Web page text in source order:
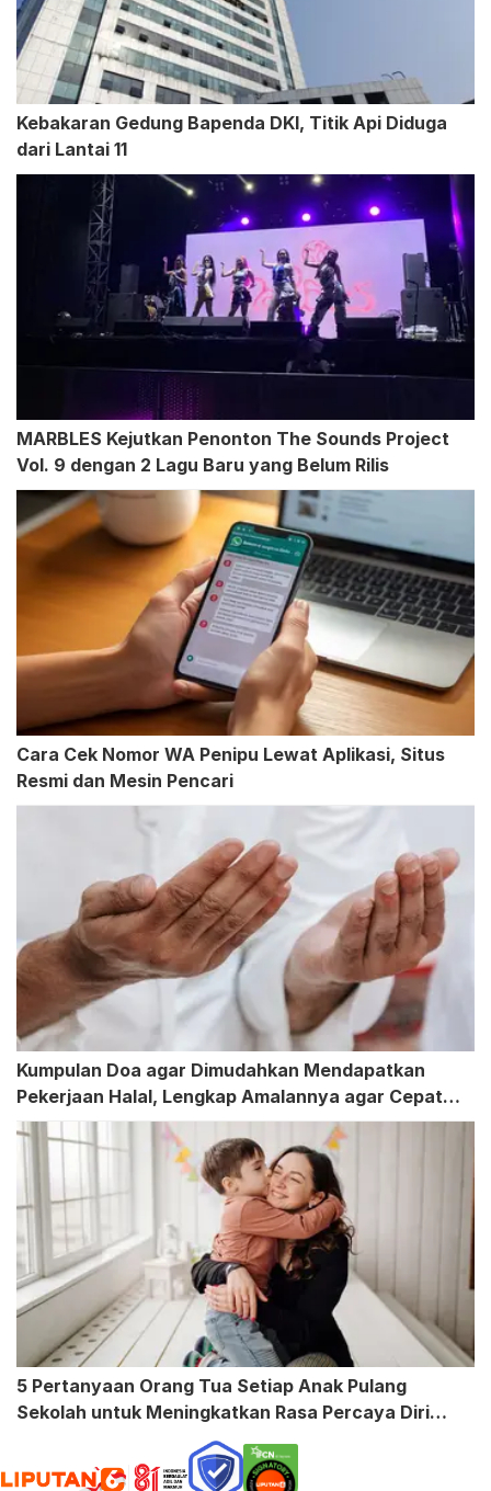
Kebakaran Gedung Bapenda DKI, Titik Api Diduga
dari Lantai 11
MARBLES Kejutkan Penonton The Sounds Project
Vol. 9 dengan 2 Lagu Baru yang Belum Rilis
Cara Cek Nomor WA Penipu Lewat Aplikasi, Situs
Resmi dan Mesin Pencari
Kumpulan Doa agar Dimudahkan Mendapatkan
Pekerjaan Halal, Lengkap Amalannya agar Cepat
Terkabul
5 Pertanyaan Orang Tua Setiap Anak Pulang
Sekolah untuk Meningkatkan Rasa Percaya Diri